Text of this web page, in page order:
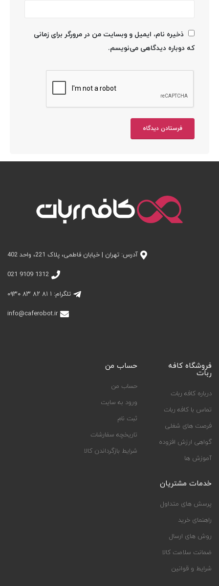
ذخیره نام، ایمیل و وبسایت من در مرورگر برای زمانی
که دوباره دیدگاهی می‌نویسم.
آدرس: تهران | خیابان فاطمی، پلاک 221، واحد 402
1312 9109 021
تلگرام: ۱ ۸۱ ۸۲ ۸۳ ۰۹۳۰
info@caferobot.ir
فروشگاه کافه
ربات
درباره کافه ربات
تماس با کافه ربات
فرصت های شغلی
گواهی ارزش افزوده
آموزش ها
حساب من
حساب من
ورود به سایت
ثبت نام
تاریخچه سفارشات
شرایط بازگرداندن کالا
خدمات مشتریان
پرسش های متداول
راهنمای خرید
روش های ارسال
ضمانت سلامت کالا
شرایط و قوانین